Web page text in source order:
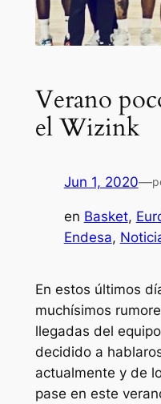
Verano
el Wizink
Jun 1, 2020—
en Basket,
Endesa,
En estos últimos
muchísimos
llegadas del
decidido a
actualmente y de
pase en este